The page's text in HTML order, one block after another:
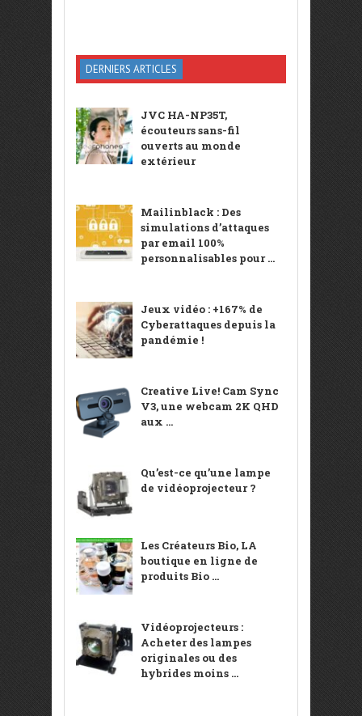
DERNIERS ARTICLES
JVC HA-NP35T,
écouteurs sans-fil
ouverts au monde
extérieur
Mailinblack : Des
simulations d’attaques
par email 100%
personnalisables pour ...
Jeux vidéo : +167% de
Cyberattaques depuis la
pandémie !
Creative Live! Cam Sync
V3, une webcam 2K QHD
aux ...
Qu’est-ce qu’une lampe
de vidéoprojecteur ?
Les Créateurs Bio, LA
boutique en ligne de
produits Bio ...
Vidéoprojecteurs :
Acheter des lampes
originales ou des
hybrides moins ...